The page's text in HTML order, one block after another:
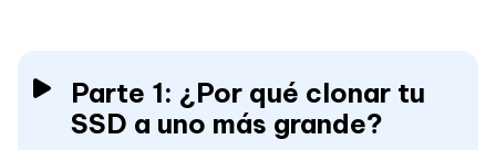
Parte 1: ¿Por qué clonar tu
SSD a uno más grande?